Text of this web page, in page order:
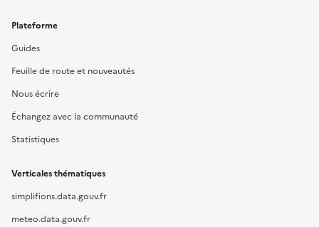
Plateforme
Guides
Feuille de route et nouveautés
Nous écrire
Échangez avec la communauté
Statistiques
Verticales thématiques
simplifions.data.gouv.fr
meteo.data.gouv.fr